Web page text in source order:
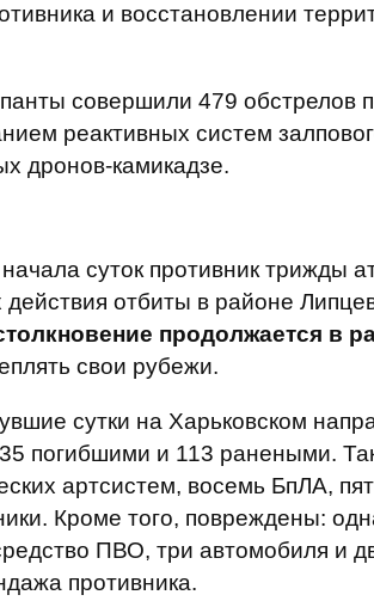
и восстановлении
совершили 479 обстрелов
реактивных систем
дронов-камикадзе.
суток противник трижды
отбиты в районе
продолжается в
свои рубежи.
сутки на Харьковском
погибшими и 113 ранеными.
артсистем, восемь БпЛА,
Кроме того, повреждены:
ПВО, три автомобиля и
противника.